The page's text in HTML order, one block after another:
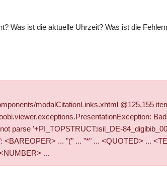
Was ist die aktuelle Uhrzeit? Was ist die
modalCitationLinks.xhtml @125,155
parse '+PI_TOPSTRUCT:isil_DE-
<BAREOPER> ... "(" ... "*" ... <QUOTED> ...
...